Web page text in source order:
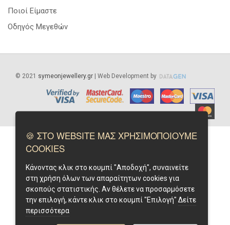
Ποιοί Είμαστε
Οδηγός Μεγεθών
© 2021 symeonjewellery.gr | Web Development by
🍪 ΣΤΟ WEBSITE ΜΑΣ ΧΡΗΣΙΜΟΠΟΙΟΥΜΕ
COOKIES
Κάνοντας κλικ στο κουμπί "Αποδοχή", συναινείτε
στη χρήση όλων των απαραίτητων cookies για
σκοπούς στατιστικής. Αν θέλετε να προσαρμόσετε
την επιλογή, κάντε κλικ στο κουμπί "Επιλογή" Δείτε
περισσότερα